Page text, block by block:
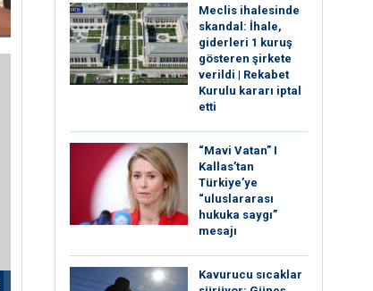
Meclis ihalesinde
skandal: İhale,
giderleri 1 kuruş
gösteren şirkete
verildi | Rekabet
Kurulu kararı iptal
etti
“Mavi Vatan” I
Kallas’tan
Türkiye’ye
“uluslararası
hukuka saygı”
mesajı
Kavurucu sıcaklar